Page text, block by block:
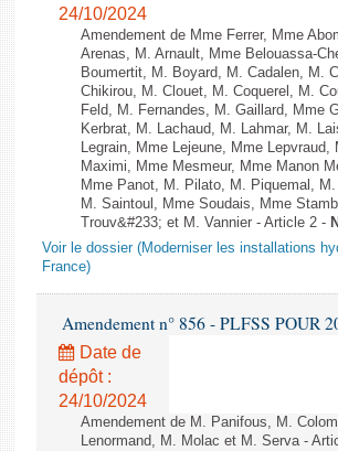
24/10/2024
Amendement de Mme Ferrer, Mme
Arenas, M. Arnault, Mme Belouassa-
Boumertit, M. Boyard, M. Cadalen, M.
Chikirou, M. Clouet, M. Coquerel, M.
Feld, M. Fernandes, M. Gaillard, Mme
Kerbrat, M. Lachaud, M. Lahmar, M.
Legrain, Mme Lejeune, Mme
Maximi, Mme Mesmeur, Mme Manon
Mme Panot, M. Pilato, M. Piquemal,
M. Saintoul, Mme Soudais, Mme
Trouv&#233; et M. Vannier - Article 2 -
Voir le dossier (Moderniser les installations
France)
Amendement n° 856 - PLFSS POUR
Date de
dépôt :
24/10/2024
Amendement de M. Panifous, M.
Lenormand, M. Molac et M. Serva -